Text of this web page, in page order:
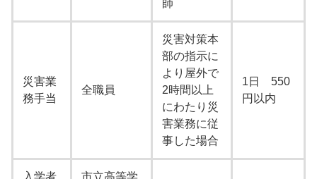
師
災害業
務手当
全職員
災害対策本
部の指示に
より屋外で
2時間以上
にわたり災
害業務に従
事した場合
1日 550
円以内
入学者
市立高等学